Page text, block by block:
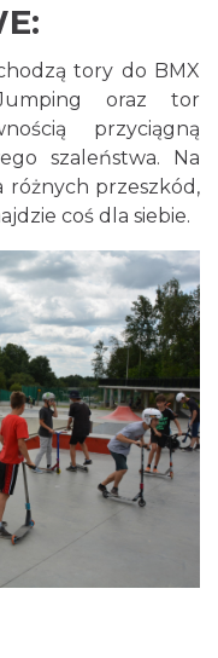
tory do BMX
oraz tor
przyciągną
szaleństwa. Na
różnych przeszkód,
coś dla siebie.